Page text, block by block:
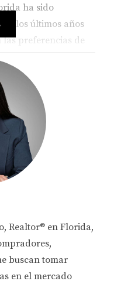
ha sido
los últimos años
las preferencias de
más jóvenes
y conscientes
está llevando a
rápidamente a
la sostenibilidad
cada aspecto
buscan un hogar.
en cómo estas
mercado y qué
o vendedor.
LOS
, Realtor® en Florida,
buscan tomar
en el mercado